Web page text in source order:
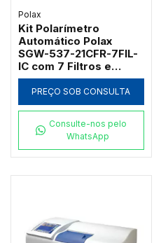
Polax
Kit Polarímetro
Automático Polax
SGW-537-21CFR-7FIL-
IC com 7 Filtros e
Software FDA
PREÇO SOB CONSULTA
Consulte-nos pelo
WhatsApp